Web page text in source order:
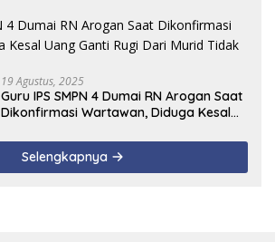
19 Agustus, 2025
Guru IPS SMPN 4 Dumai RN Arogan Saat
Dikonfirmasi Wartawan, Diduga Kesal
Terealisasi
Selengkapnya